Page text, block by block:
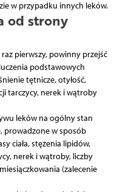
w przypadku innych leków.
od strony
pierwszy, powinny przejść
podstawowych
tętnicze, otyłość,
tarczycy, nerek i wątroby
leków na ogólny stan
prowadzone w sposób
ciała, stężenia lipidów,
nerek i wątroby, liczby
(zalecenie